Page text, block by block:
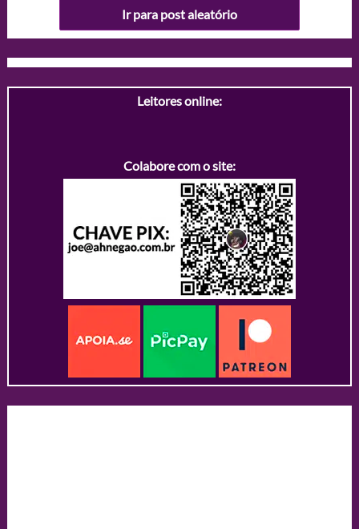
Ir para post aleatório
Leitores online:
Colabore com o site: